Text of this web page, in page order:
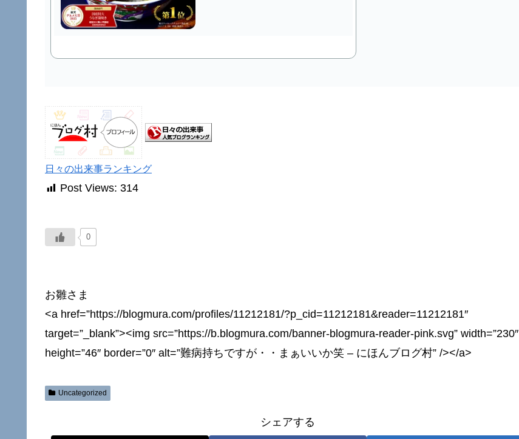
日々の出来事ランキング
Post Views: 314
0
お雛さま
<a href=”https://blogmura.com/profiles/11212181/?p_cid=11212181&reader=11212181″
target=”_blank”><img src=”https://b.blogmura.com/banner-blogmura-reader-pink.svg” width=”230″
height=”46″ border=”0″ alt=”難病持ちですが・・まぁいいか笑 – にほんブログ村” /></a>
Uncategorized
シェアする